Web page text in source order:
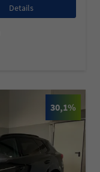
Details
30,1%